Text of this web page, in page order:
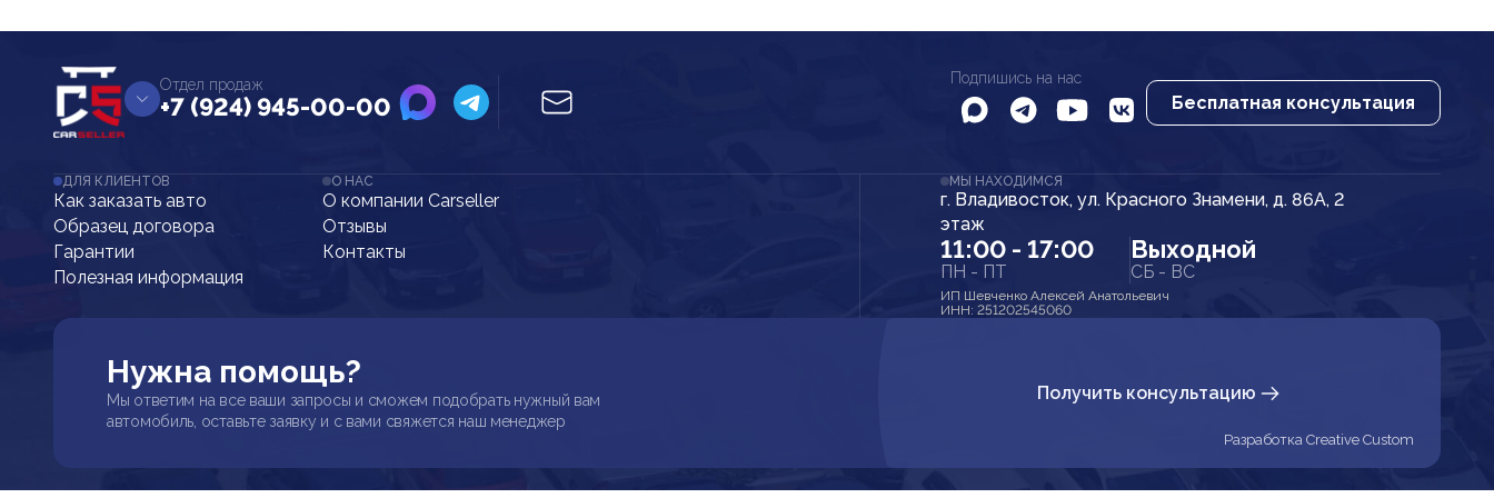
Отдел продаж
+7 (924) 945-00-00
Подпишись на нас
Бесплатная консультация
ДЛЯ КЛИЕНТОВ
Как заказать авто
Образец договора
Гарантии
Полезная информация
О НАС
О компании Carseller
Отзывы
Контакты
МЫ НАХОДИМСЯ
г. Владивосток, ул. Красного Знамени, д. 86А, 2
этаж
11:00 - 17:00
ПН - ПТ
Выходной
СБ - ВС
ИП Шевченко Алексей Анатольевич
ИНН: 251202545060
Нужна помощь?
Мы ответим на все ваши запросы и сможем подобрать нужный вам
автомобиль, оставьте заявку и с вами свяжется наш менеджер
Получить консультацию
Разработка Creative Custom